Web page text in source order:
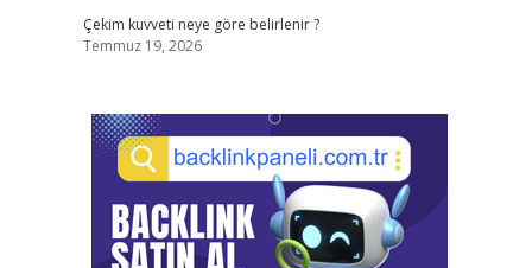
Çekim kuvveti neye göre belirlenir ?
Temmuz 19, 2026